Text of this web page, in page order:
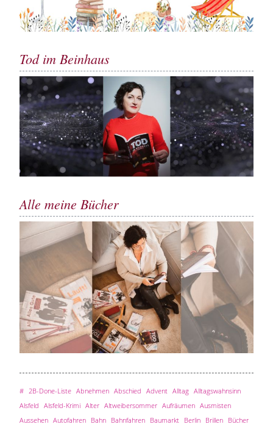
Tod im Beinhaus
Alle meine Bücher
# 2B-Done-Liste Abnehmen Abschied Advent Alltag Alltagswahnsinn
Alsfeld Alsfeld-Krimi Alter Altweibersommer Aufräumen Ausmisten
Aussehen Autofahren Bahn Bahnfahren Baumarkt Berlin Brillen Bücher